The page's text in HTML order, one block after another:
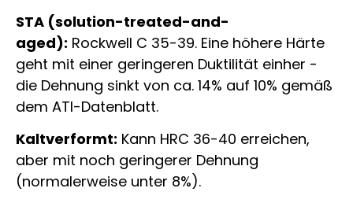
STA (solution-treated-and-
aged): Rockwell C 35-39. Eine höhere Härte
geht mit einer geringeren Duktilität einher -
die Dehnung sinkt von ca. 14% auf 10% gemäß
dem ATI-Datenblatt.
Kaltverformt: Kann HRC 36-40 erreichen,
aber mit noch geringerer Dehnung
(normalerweise unter 8%).